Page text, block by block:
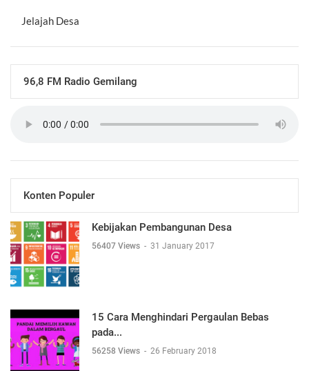
Jelajah Desa
96,8 FM Radio Gemilang
Konten Populer
Kebijakan Pembangunan Desa
56407 Views - 31 January 2017
15 Cara Menghindari Pergaulan Bebas
pada...
56258 Views - 26 February 2018